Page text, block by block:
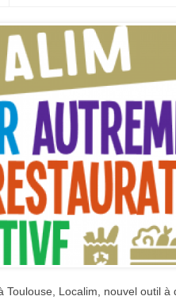
Localim, nouvel outil à